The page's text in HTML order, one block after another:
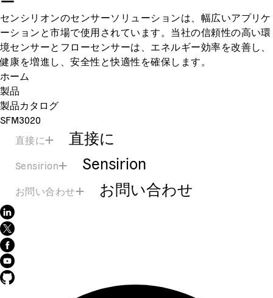
センシリオンのセンサーソリューションは、幅広いアプリケ
ーションと市場で使用されています。当社の信頼性の高い環
境センサーとフローセンサーは、エネルギー効率を改善し、
健康を増進し、安全性と快適性を確保します。
ホーム
製品
製品カタログ
SFM3020
直接に
直接に
Sensirion Sensirion
お問い合わせ お問い合わせ